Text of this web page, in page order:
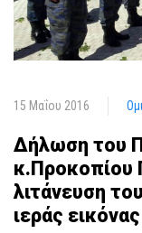
15 Μαΐου 2016
Δήλωση του
κ.Προκοπίου
λιτάνευση
ιεράς